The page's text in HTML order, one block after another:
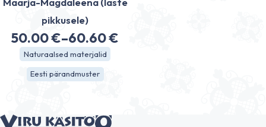
pikkusele)
50.00€–60.60€
Hinnavahemik:
50.00 €
kuni
Naturaalsed materjalid
Eesti pärandmuster